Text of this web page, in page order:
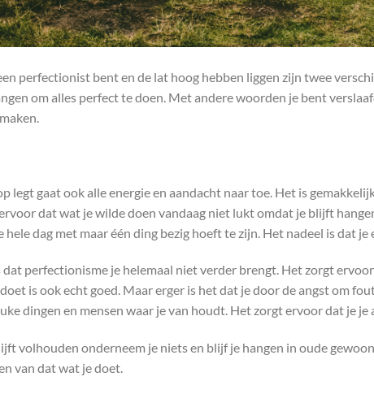
perfectionist bent en de lat hoog hebben liggen zijn twee
om alles perfect te doen. Met andere woorden je bent
legt gaat ook alle energie en aandacht naar toe. Het is
dat wat je wilde doen vandaag niet lukt omdat je blijft
hele dag met maar één ding bezig hoeft te zijn. Het nadeel is dat
dat perfectionisme je helemaal niet verder brengt. Het zorgt
is ook echt goed. Maar erger is het dat je door de angst om
dingen en mensen waar je van houdt. Het zorgt ervoor dat je
volhouden onderneem je niets en blijf je hangen in oude
van dat wat je doet.